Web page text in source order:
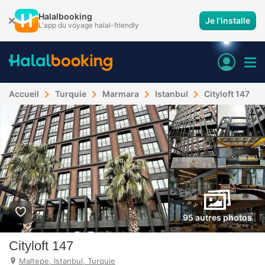
Halalbooking
L'app du voyage halal-friendly Je l'installe
Accueil Turquie Marmara Istanbul Cityloft 147
95 autres photos
Cityloft 147
Maltepe, Istanbul, Turquie